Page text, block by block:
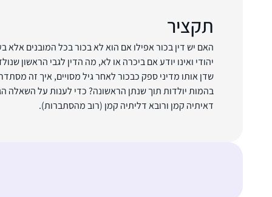
תקציר
האם יש דין בכור אפילו אם הוא לא בכור בכל המובנים אלא
יהודי ואינו יודע אם ביכרה או לא, מה הדין לגבי הראשון
שדן אותו מדיני ספק כבכור לאחר גיל מסויים, איך זה מסתדר
בהמות יולדות תוך שנתן הראשונה? כדי לענות על השאלה
דאיתיה קמן ורובא דליתיה קמן (רוב מהסתברות).